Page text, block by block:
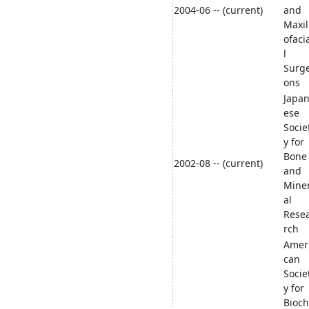
2004-06 -- (current)
and
l
ons
2002-08 -- (current)
Japan
ese
y for
Bone
and
al
rch
can
y for
Bioch